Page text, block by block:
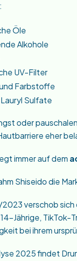
Öle
Alkohole
UV-Filter
Farbstoffe
Sulfate
oder
eher
immer auf dem
Shiseido die
verschob sich
Jährige, TikTok-
bei ihrem
2025 findet